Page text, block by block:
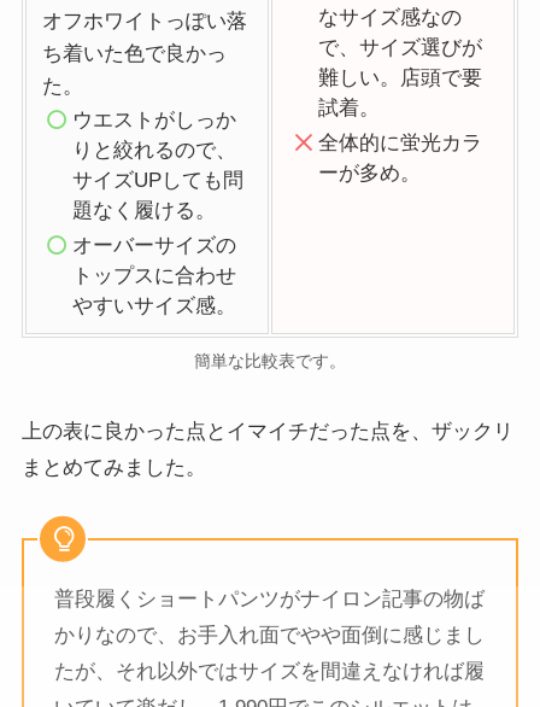
オフホワイトっぽい落
ち着いた色で良かっ
た。
ウエストがしっか
りと絞れるので、
サイズUPしても問
題なく履ける。
オーバーサイズの
トップスに合わせ
やすいサイズ感。
なサイズ感なの
で、サイズ選びが
難しい。店頭で要
試着。
全体的に蛍光カラ
ーが多め。
簡単な比較表です。
上の表に良かった点とイマイチだった点を、ザックリ
まとめてみました。
普段履くショートパンツがナイロン記事の物ば
かりなので、お手入れ面でやや面倒に感じまし
たが、それ以外ではサイズを間違えなければ履